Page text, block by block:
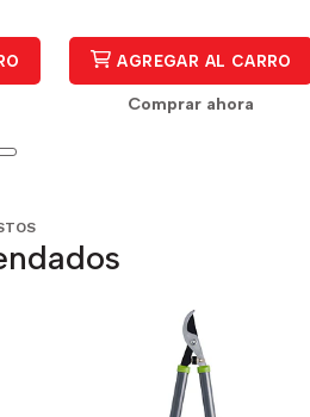
AGREGAR AL CARRO
Comprar ahora